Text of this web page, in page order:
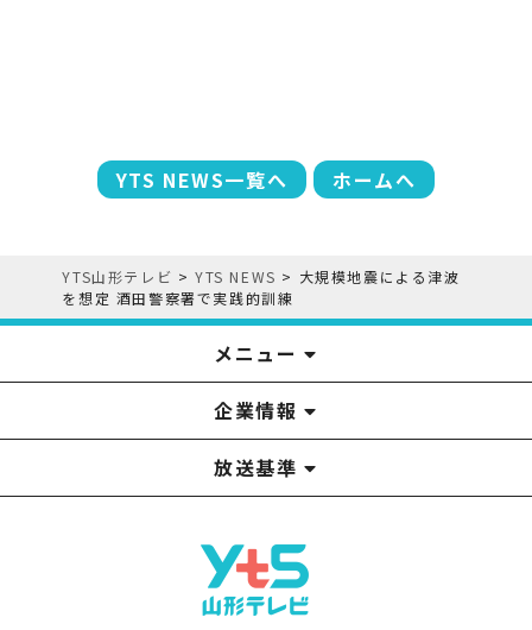
YTS NEWS一覧へ ホームへ
YTS山形テレビ >YTS NEWS > 大規模地震による津波
を想定 酒田警察署で実践的訓練
メニュー
YTSニュース
番組
アナウンサー
プレゼント
イベント
みるるん星人
YTS見学ツアー
番組表
お問い合わせ
企業情報
企業情報
役員構成
YTS山形テレビ SDGs 宣言
採用情報
山形テレビ人権方針
山形テレビ国民保護業務計画提出文
個人情報基本方針
情報セキュリティ基本方針
視聴データの取扱いについて
系列局一覧
中継局一覧
放送基準